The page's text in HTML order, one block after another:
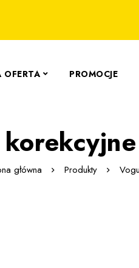
OFERTA PROMOCJE
główna Produkty